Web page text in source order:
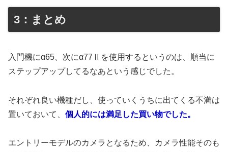
3：まとめ
入門機にα65、次にα77Ⅱを使用するというのは、順当に
ステップアップしてるなあという感じでした。
それぞれ良い機種だし、使っていくうちに出てくる不満は
置いておいて、 個人的には満足した買い物でした。
エントリーモデルのカメラとなるため、カメラ性能そのも